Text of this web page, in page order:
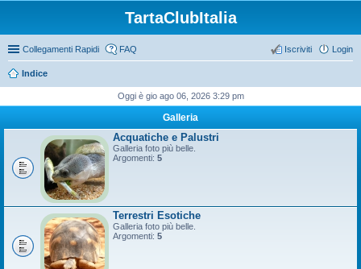
TartaClubItalia
Collegamenti Rapidi FAQ Login
Iscriviti
Indice
Oggi è gio ago 06, 2026 3:29 pm
Galleria
Acquatiche e Palustri
Galleria foto più belle.
Argomenti: 5
Terrestri Esotiche
Galleria foto più belle.
Argomenti: 5